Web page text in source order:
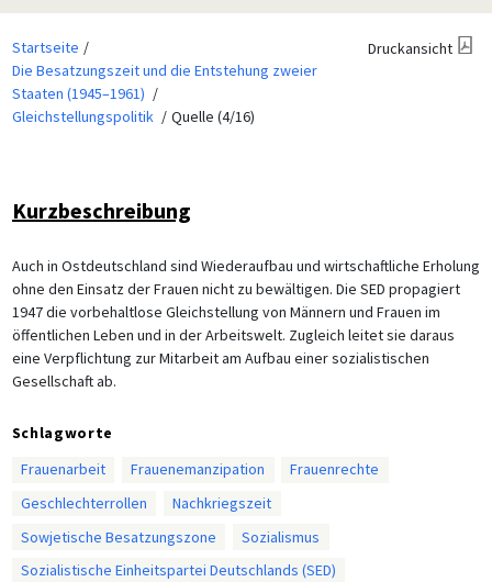
Startseite
Die Besatzungszeit und die Entstehung zweier
Staaten (1945–1961)
Gleichstellungspolitik
Quelle (4/16)
Druckansicht
Kurzbeschreibung
Auch in Ostdeutschland sind Wiederaufbau und wirtschaftliche Erholung
ohne den Einsatz der Frauen nicht zu bewältigen. Die SED propagiert
1947 die vorbehaltlose Gleichstellung von Männern und Frauen im
öffentlichen Leben und in der Arbeitswelt. Zugleich leitet sie daraus
eine Verpflichtung zur Mitarbeit am Aufbau einer sozialistischen
Gesellschaft ab.
Schlagworte
Frauenarbeit
Frauenemanzipation
Frauenrechte
Geschlechterrollen
Nachkriegszeit
Sowjetische Besatzungszone
Sozialismus
Sozialistische Einheitspartei Deutschlands (SED)